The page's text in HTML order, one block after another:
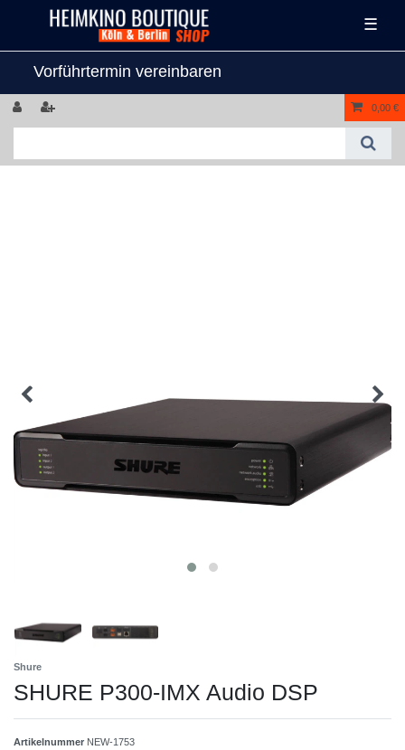
☰
Vorführtermin vereinbaren
0,00 €
Shure
SHURE P300-IMX Audio DSP
Artikelnummer NEW-1753